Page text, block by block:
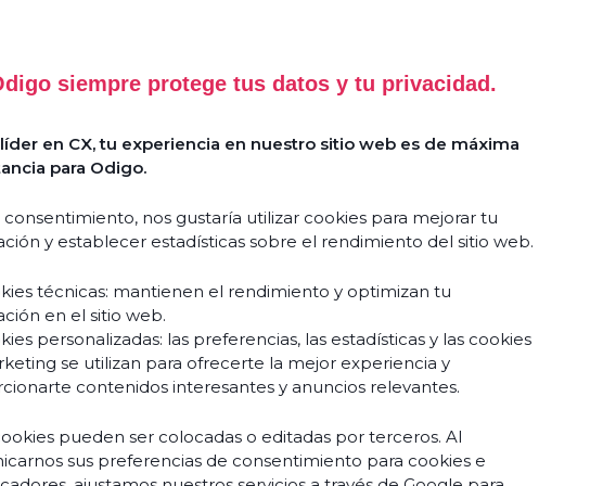
siempre protege tus datos y tu privacidad.
en CX, tu experiencia en nuestro sitio web es de máxima
para Odigo.
consentimiento, nos gustaría utilizar cookies para mejorar tu
y establecer estadísticas sobre el rendimiento del sitio web.
técnicas: mantienen el rendimiento y optimizan tu
en el sitio web.
personalizadas: las preferencias, las estadísticas y las cookies
se utilizan para ofrecerte la mejor experiencia y
contenidos interesantes y anuncios relevantes.
pueden ser colocadas o editadas por terceros. Al
sus preferencias de consentimiento para cookies e
Resources
Success
Guides
papers
Events &
webinars
Podcasts
How
Agentic
reinvent
the
customer
experience
and
your
teams?